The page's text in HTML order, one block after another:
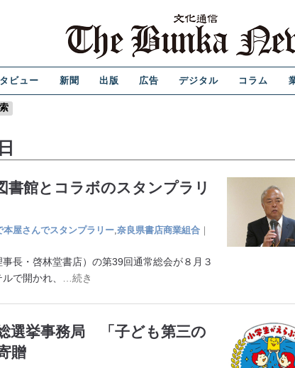
ビュー 新聞 出版 広告 デジタル コラム
館とコラボのスタンプラリ
本屋さんでスタンプラリー,奈良県書店商業組合 ｜
長・啓林堂書店）の第39回通常総会が８月３
で開かれ、
…続き
選挙事務局 「子ども第三の
贈